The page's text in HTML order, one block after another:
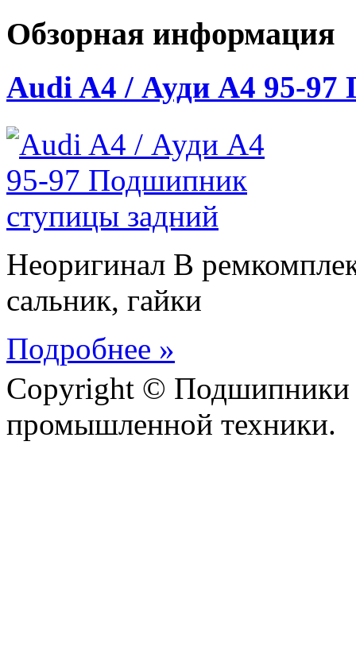
Обзорная информация
Audi A4 / Ауди А4 95-97
Неоригинал В
сальник, гайки
Подробнее »
Copyright © Подшипники
промышленной техники.